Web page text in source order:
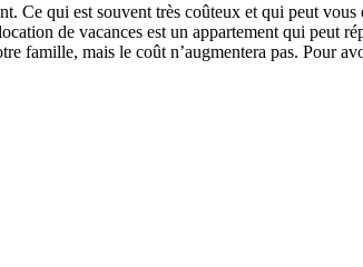
Ce qui est souvent très coûteux et qui peut
de vacances est un appartement qui peut
famille, mais le coût n’augmentera pas. Pour